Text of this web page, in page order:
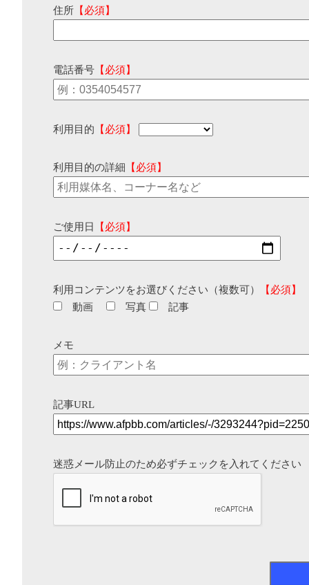
住所 【必須】
電話番号 【必須】
利用目的 【必須】
利用目的の詳細 【必須】
ご使用日 【必須】
利用コンテンツをお選びください（複数可）
【必須】
動画
写真 記事
メモ
記事URL
迷惑メール防止のため必ずチェックを入れてください